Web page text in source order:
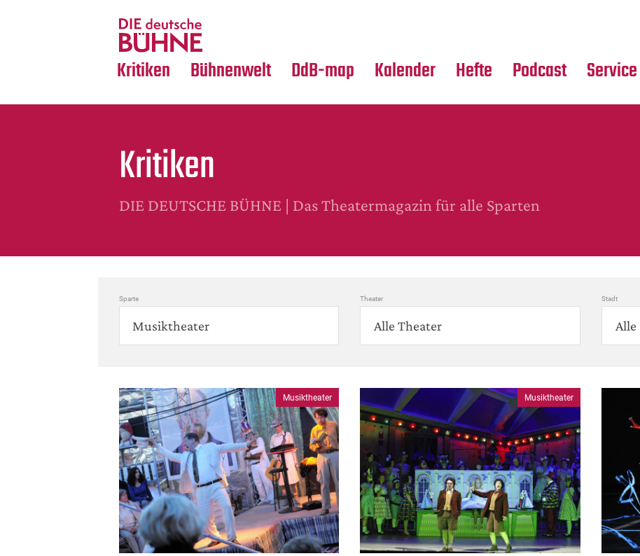
Kritiken
Crossover
Bühnenwelt
Medientipps
DdB-map Kalender Hefte Podcast Service
Kritiken
DIE DEUTSCHE BÜHNE | Das Theatermagazin für alle Sparten
Sparte
Musiktheater
Theater
Alle Theater
Stadt
Alle
Musiktheater Musiktheater